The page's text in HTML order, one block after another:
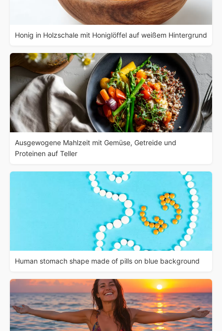
Honig in Holzschale mit Honiglöffel auf weißem Hintergrund
Ausgewogene Mahlzeit mit Gemüse, Getreide und
Proteinen auf Teller
Human stomach shape made of pills on blue background